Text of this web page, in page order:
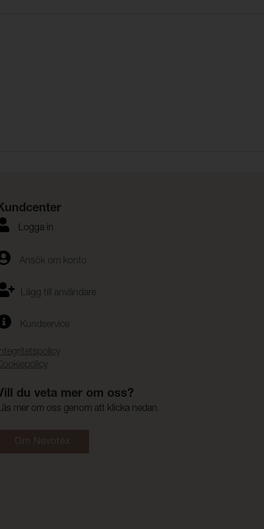
Logga in
Ansök om konto
Lägg till användare
Kundservice
du veta mer om oss?
mer om oss genom att klicka nedan
Om Nevotex